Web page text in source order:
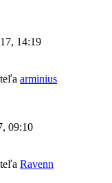
14:19
arminius
09:10
Ravenn